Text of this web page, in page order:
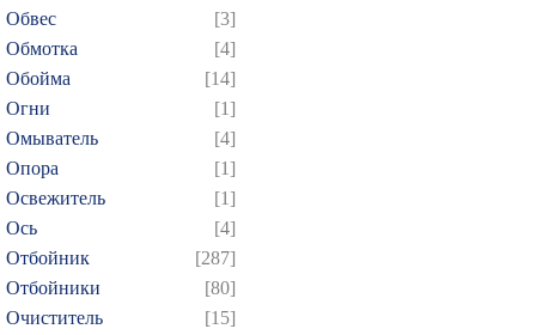
Обвес
[3]
Обмотка
[4]
Обойма
[14]
Огни
[1]
Омыватель
[4]
Опора
[1]
Освежитель
[1]
Ось
[4]
Отбойник
[287]
Отбойники
[80]
Очиститель
[15]